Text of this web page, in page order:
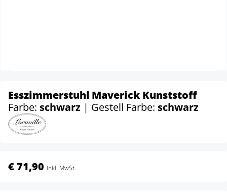
Esszimmerstuhl Maverick Kunststoff
Farbe: schwarz | Gestell Farbe: schwarz
€ 71,90 inkl. MwSt.